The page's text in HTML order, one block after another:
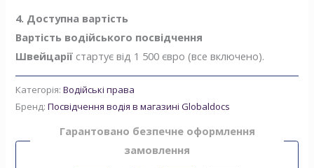
4. Доступна вартість
Вартість водійського посвідчення
Швейцарії стартує від 1 500 євро (все включено).
Категорія:Водійські права
Бренд:Посвідчення водія в магазині Globaldocs
Гарантовано безпечне оформлення
замовлення